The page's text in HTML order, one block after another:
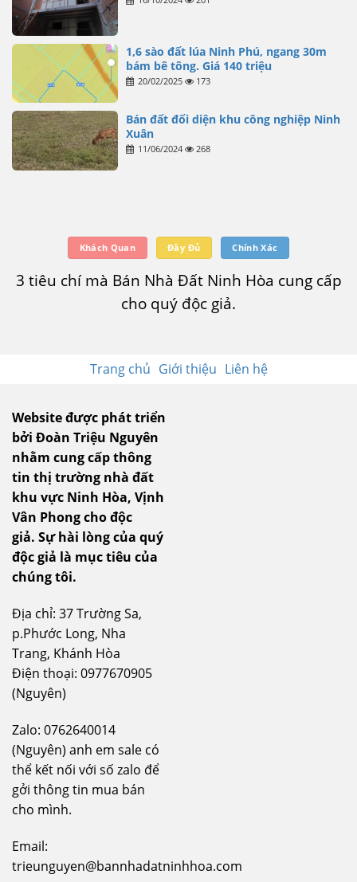
1,6 sào đất lúa Ninh Phú, ngang 30m
bám bê tông. Giá 140 triệu
20/02/2025 173
Bán đất đối diện khu công nghiệp Ninh
Xuân
11/06/2024 268
Khách Quan Đầy Đủ Chính Xác
3 tiêu chí mà Bán Nhà Đất Ninh Hòa cung cấp
cho quý độc giả.
Trang chủ Giới thiệu Liên hệ
Website được phát triển
bởi Đoàn Triệu Nguyên
nhằm cung cấp thông
tin thị trường nhà đất
khu vực Ninh Hòa, Vịnh
Vân Phong cho độc
giả. Sự hài lòng của quý
độc giả là mục tiêu của
chúng tôi.
Địa chỉ: 37 Trường Sa,
p.Phước Long, Nha
Trang, Khánh Hòa
Điện thoại: 0977670905
(Nguyên)
Zalo: 0762640014
(Nguyên) anh em sale có
thể kết nối với số zalo để
gởi thông tin mua bán
cho mình.
Email:
trieunguyen@bannhadatninhhoa.com